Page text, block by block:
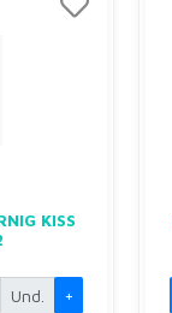
KISS
Und. +